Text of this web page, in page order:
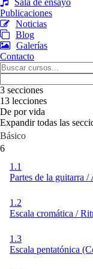
Sala de ensayo
Publicaciones
Noticias
Blog
Galerías
Contacto
3 secciones
13 lecciones
De por vida
Expandir todas las
Básico
6
1.1
Partes de la guitarra
1.2
Escala cromática /
1.3
Escala pentatónica